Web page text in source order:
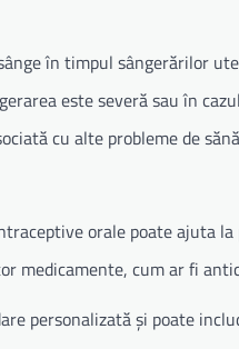
în timpul sângerărilor
este severă sau în
cu alte probleme de
orale poate ajuta
medicamente, cum ar fi
personalizată și poate